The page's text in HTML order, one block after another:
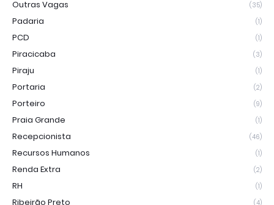
Outras Vagas (35)
Padaria (1)
PCD (1)
Piracicaba (3)
Piraju (1)
Portaria (2)
Porteiro (9)
Praia Grande (1)
Recepcionista (46)
Recursos Humanos (1)
Renda Extra (2)
RH (1)
Ribeirão Preto (4)